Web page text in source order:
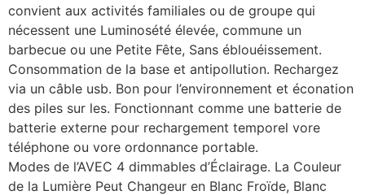
convient aux activités familiales ou de groupe qui
nécessent une Luminosété élevée, commune un
barbecue ou une Petite Fête, Sans éblouéissement.
Consommation de la base et antipollution. Rechargez
via un câble usb. Bon pour l’environnement et éconation
des piles sur les. Fonctionnant comme une batterie de
batterie externe pour rechargement temporel vore
téléphone ou vore ordonnance portable.
Modes de l’AVEC 4 dimmables d’Éclairage. La Couleur
de la Lumière Peut Changeur en Blanc Froïde, Blanc